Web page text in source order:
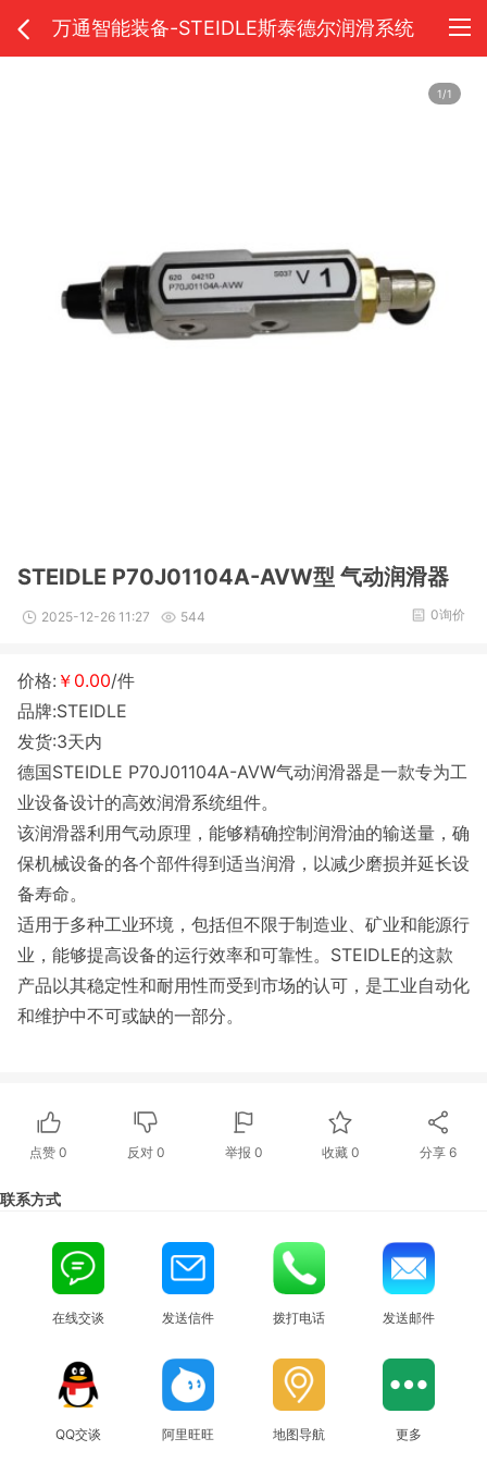
万通智能装备-STEIDLE斯泰德尔润滑系统
1/1
STEIDLE P70J01104A-AVW型 气动润滑器
2025-12-26 11:27 544 0询价
价格: ￥0.00/件
品牌:STEIDLE
发货:3天内
德国STEIDLE P70J01104A-AVW气动润滑器是一款专为工
业设备设计的高效润滑系统组件。
该润滑器利用气动原理，能够精确控制润滑油的输送量，确
保机械设备的各个部件得到适当润滑，以减少磨损并延长设
备寿命。
适用于多种工业环境，包括但不限于制造业、矿业和能源行
业，能够提高设备的运行效率和可靠性。STEIDLE的这款
产品以其稳定性和耐用性而受到市场的认可，是工业自动化
和维护中不可或缺的一部分。
点赞0 反对 0 举报 0 收藏 0 分享6
联系方式
在线交谈 发送信件 拨打电话 发送邮件
QQ交谈 阿里旺旺 地图导航 更多